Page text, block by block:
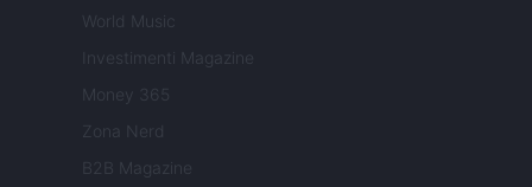
World Music
Investimenti Magazine
Money 365
Zona Nerd
B2B Magazine